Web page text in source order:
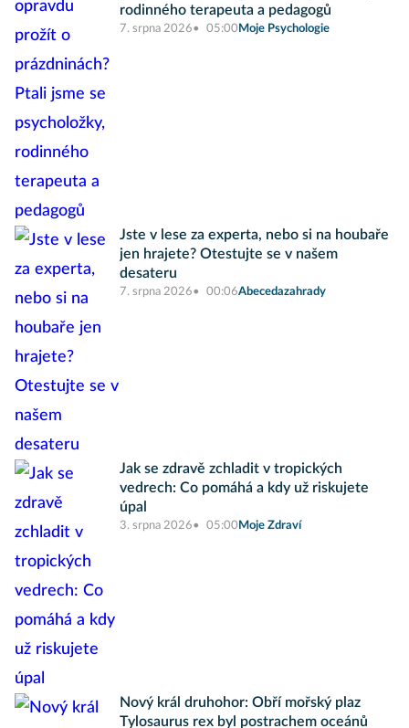
rodinného terapeuta a pedagogů
7. srpna 2026 05:00 Moje Psychologie
Jste v lese za experta, nebo si na houbaře
jen hrajete? Otestujte se v našem
desateru
7. srpna 2026 00:06Abecedazahrady
Jak se zdravě zchladit v tropických
vedrech: Co pomáhá a kdy už riskujete
úpal
3. srpna 2026 05:00 Moje Zdraví
Nový král druhohor: Obří mořský plaz
Tylosaurus rex byl postrachem oceánů